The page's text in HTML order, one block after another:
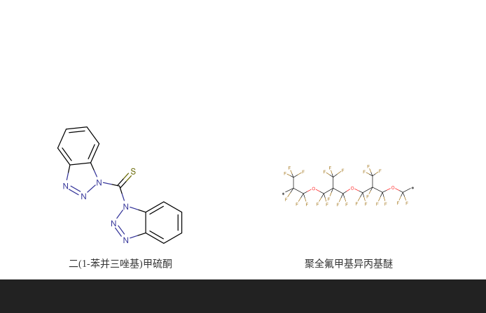
二(1-苯并三唑基)甲硫酮 聚全氟甲基异丙基醚